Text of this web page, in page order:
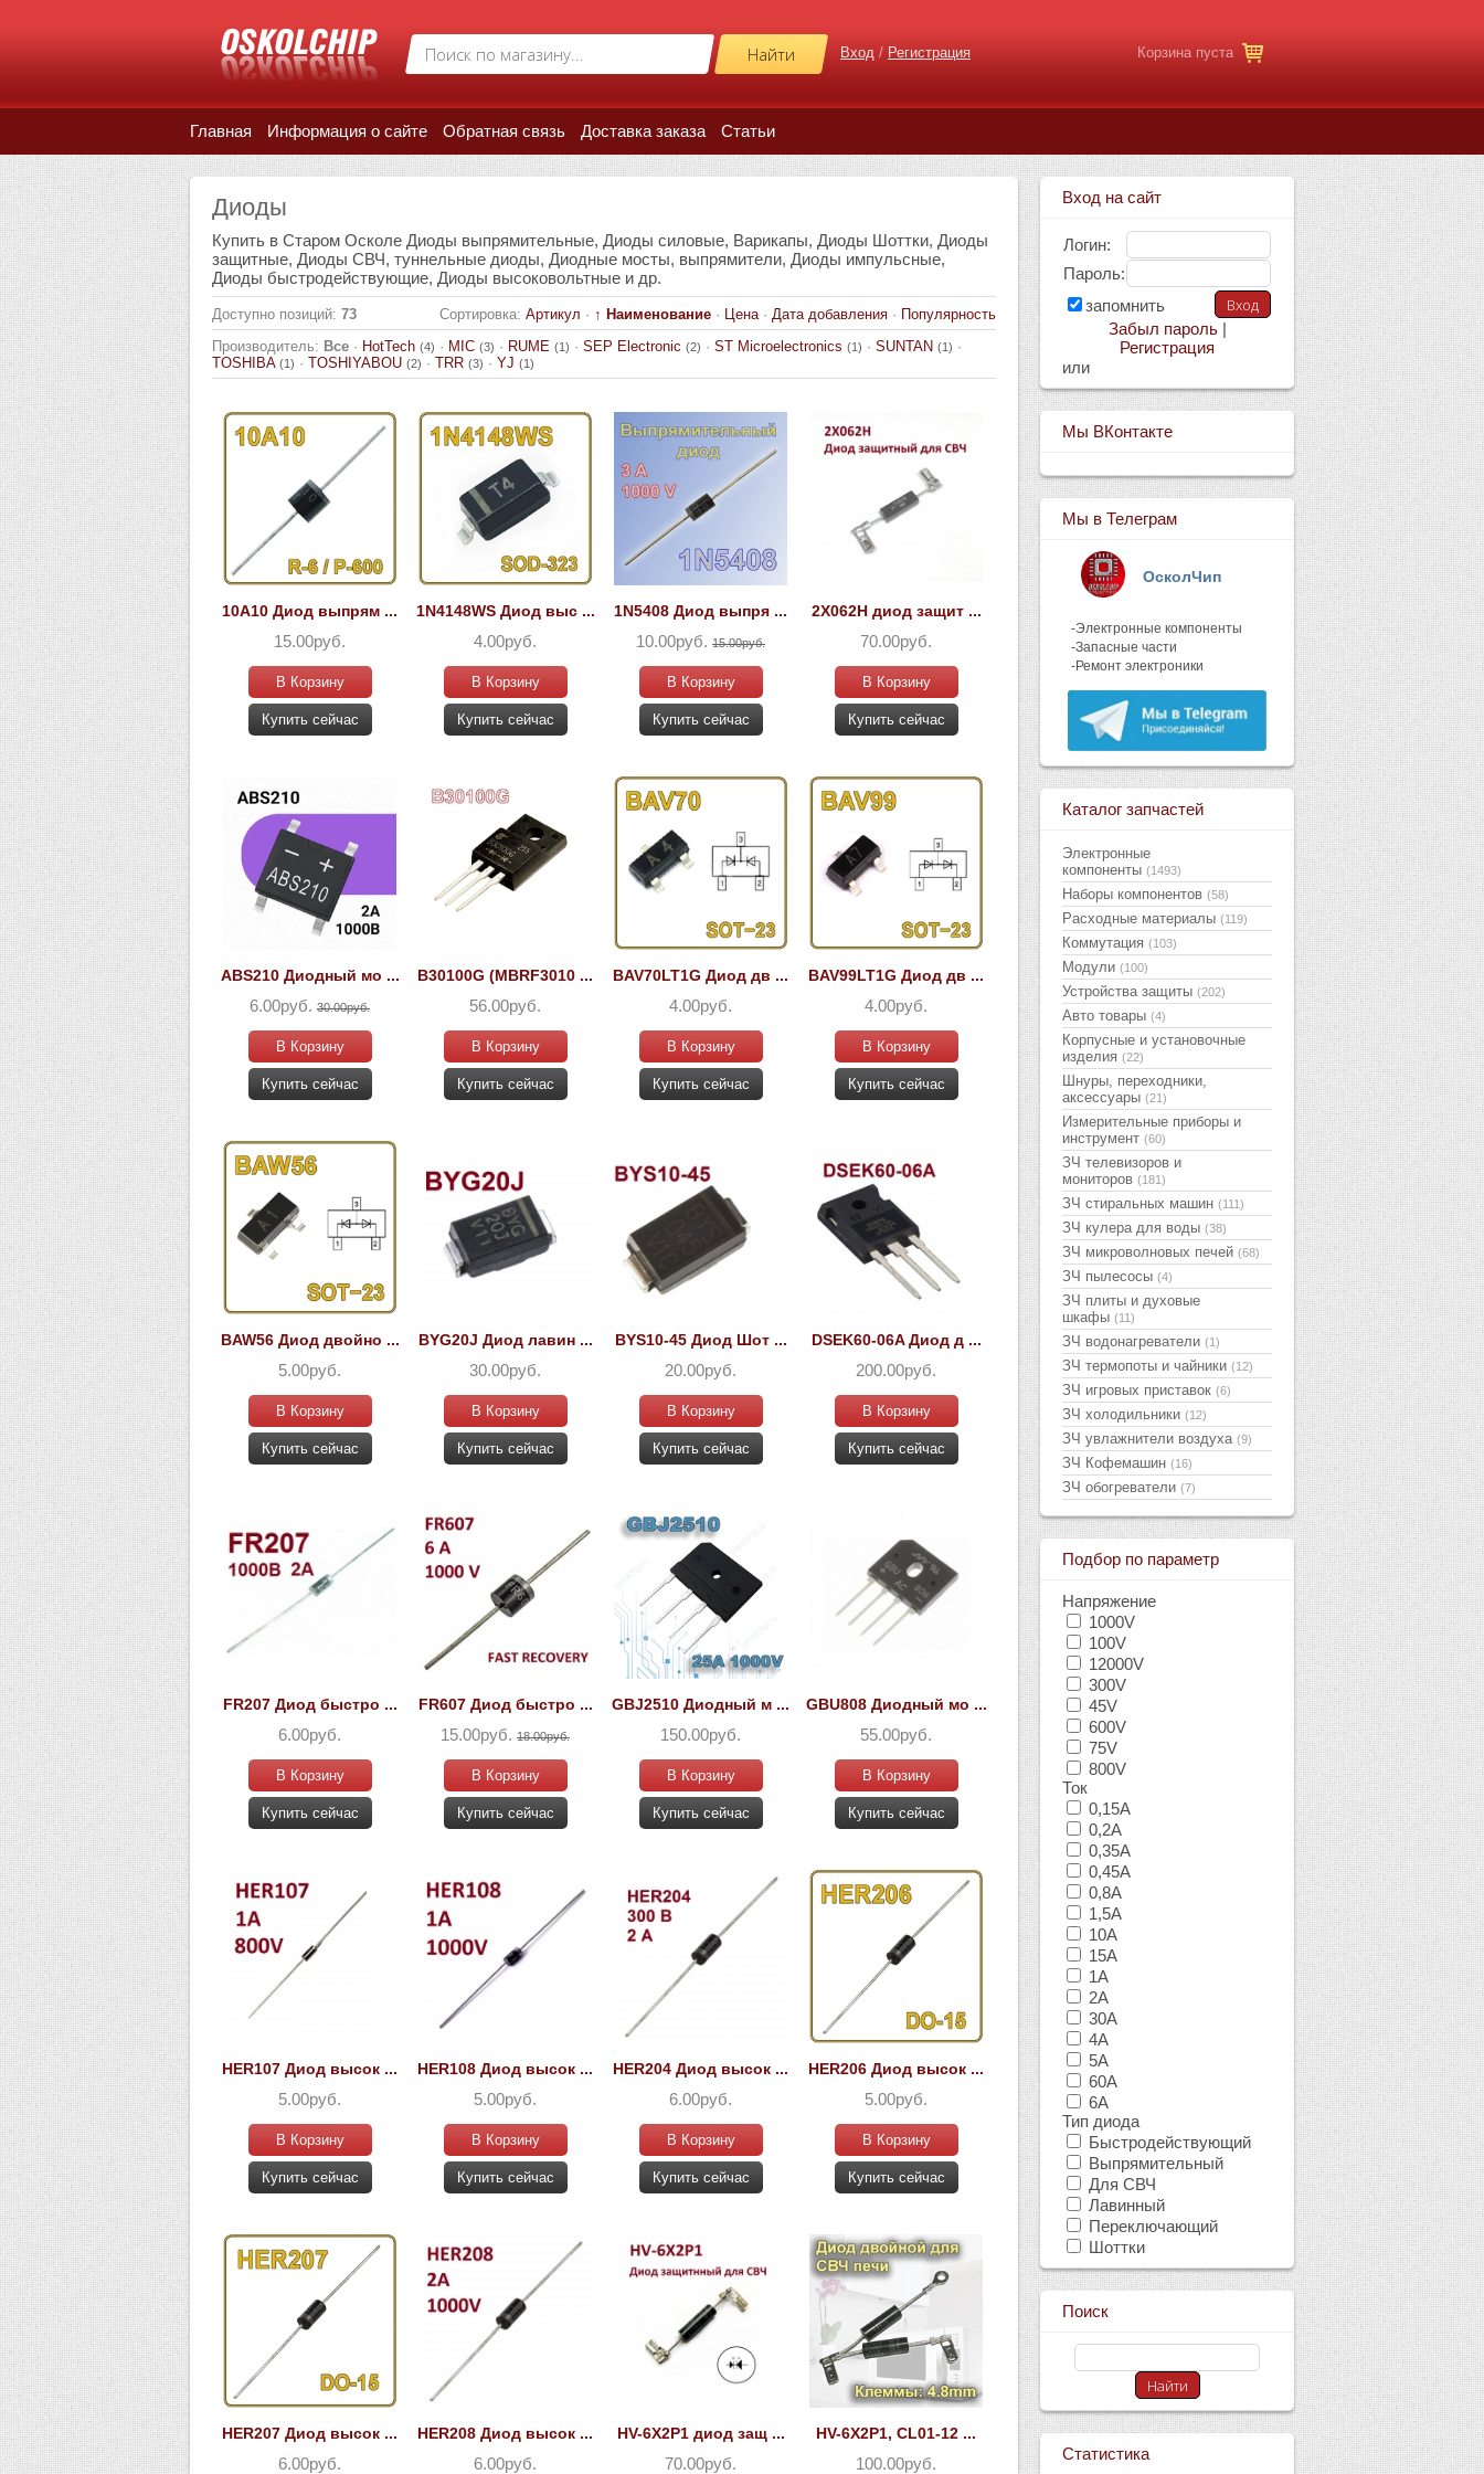
Корзина пуста
Вход / Регистрация
Главная Информация о сайте Обратная связь Доставка заказа Статьи
Диоды
Купить в Старом Осколе Диоды выпрямительные, Диоды силовые, Варикапы, Диоды Шоттки, Диоды
защитные, Диоды СВЧ, туннельные диоды, Диодные мосты, выпрямители, Диоды импульсные,
Диоды быстродействующие, Диоды высоковольтные и др.
Доступно позиций: 73 Сортировка: Артикул · ↑ Наименование · Цена · Дата добавления · Популярность
Производитель: Все · HotTech (4) · MIC (3) · RUME (1) · SEP Electronic (2) · ST Microelectronics (1) · SUNTAN (1) ·
TOSHIBA (1) · TOSHIYABOU (2) · TRR (3) · YJ (1)
10A10 Диод выпрям ...
15.00руб.
В Корзину
Купить сейчас
1N4148WS Диод выс ...
4.00руб.
В Корзину
Купить сейчас
1N5408 Диод выпря ...
10.00руб. 15.00руб.
В Корзину
Купить сейчас
2X062H диод защит ...
70.00руб.
В Корзину
Купить сейчас
ABS210 Диодный мо ...
6.00руб. 30.00руб.
В Корзину
Купить сейчас
B30100G (MBRF3010 ...
56.00руб.
В Корзину
Купить сейчас
BAV70LT1G Диод дв ...
4.00руб.
В Корзину
Купить сейчас
BAV99LT1G Диод дв ...
4.00руб.
В Корзину
Купить сейчас
BAW56 Диод двойно ...
5.00руб.
В Корзину
Купить сейчас
BYG20J Диод лавин ...
30.00руб.
В Корзину
Купить сейчас
BYS10-45 Диод Шот ...
20.00руб.
В Корзину
Купить сейчас
DSEK60-06A Диод д ...
200.00руб.
В Корзину
Купить сейчас
FR207 Диод быстро ...
6.00руб.
В Корзину
Купить сейчас
FR607 Диод быстро ...
15.00руб. 18.00руб.
В Корзину
Купить сейчас
GBJ2510 Диодный м ...
150.00руб.
В Корзину
Купить сейчас
GBU808 Диодный мо ...
55.00руб.
В Корзину
Купить сейчас
HER107 Диод высок ...
5.00руб.
В Корзину
Купить сейчас
HER108 Диод высок ...
5.00руб.
В Корзину
Купить сейчас
HER204 Диод высок ...
6.00руб.
В Корзину
Купить сейчас
HER206 Диод высок ...
5.00руб.
В Корзину
Купить сейчас
HER207 Диод высок ...
6.00руб.
HER208 Диод высок ...
6.00руб.
HV-6X2P1 диод защ ...
70.00руб.
HV-6X2P1, CL01-12 ...
100.00руб.
Вход на сайт
Логин:
Пароль:
запомнить
Забыл пароль|
Регистрация
или
Мы ВКонтакте
Мы в Телеграм
ОсколЧип
-Электронные компоненты
-Запасные части
-Ремонт электроники
Каталог запчастей
Электронные
компоненты (1493)
Наборы компонентов (58)
Расходные материалы (119)
Коммутация (103)
Модули (100)
Устройства защиты (202)
Авто товары (4)
Корпусные и установочные
изделия (22)
Шнуры, переходники,
аксессуары (21)
Измерительные приборы и
инструмент (60)
ЗЧ телевизоров и
мониторов (181)
ЗЧ стиральных машин (111)
ЗЧ кулера для воды (38)
ЗЧ микроволновых печей (68)
ЗЧ пылесосы (4)
ЗЧ плиты и духовые
шкафы (11)
ЗЧ водонагреватели (1)
ЗЧ термопоты и чайники (12)
ЗЧ игровых приставок (6)
ЗЧ холодильники (12)
ЗЧ увлажнители воздуха (9)
ЗЧ Кофемашин (16)
ЗЧ обогреватели (7)
Подбор по параметр
Напряжение
1000V
100V
12000V
300V
45V
600V
75V
800V
Ток
0,15А
0,2А
0,35А
0,45А
0,8А
1,5А
10А
15А
1А
2А
30А
4А
5А
60А
6А
Тип диода
Быстродействующий
Выпрямительный
Для СВЧ
Лавинный
Переключающий
Шоттки
Поиск
Статистика